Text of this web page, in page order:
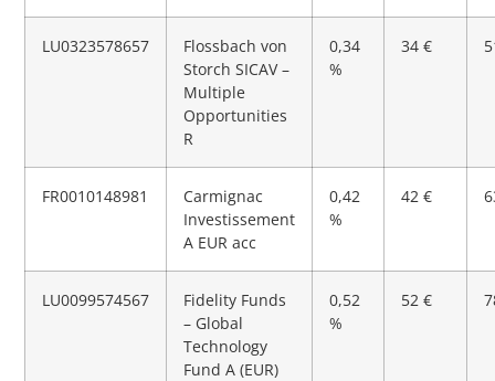
LU0323578657
Flossbach von
Storch SICAV –
Multiple
Opportunities
R
0,34
%
34 €
FR0010148981
Carmignac
Investissement
A EUR acc
0,42
%
42 €
LU0099574567
Fidelity Funds
– Global
Technology
Fund A (EUR)
0,52
%
52 €